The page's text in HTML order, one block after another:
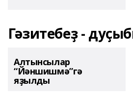
Гәзитебеҙ -
Алтынсылар
“Йәншишмә”гә
яҙылды